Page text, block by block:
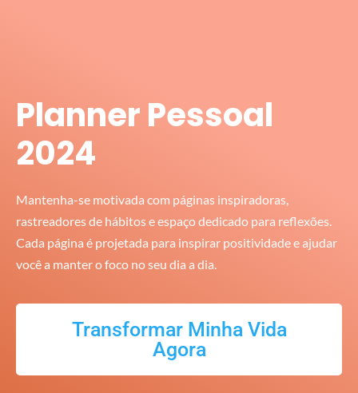
Planner Pessoal
2024
Mantenha-se motivada com páginas inspiradoras,
rastreadores de hábitos e espaço dedicado para reflexões.
Cada página é projetada para inspirar positividade e ajudar
você a manter o foco no seu dia a dia.
Transformar Minha Vida
Agora